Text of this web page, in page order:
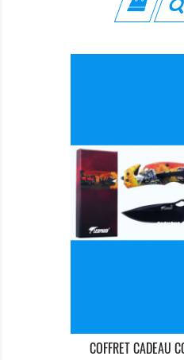
COFFRET CADEAU